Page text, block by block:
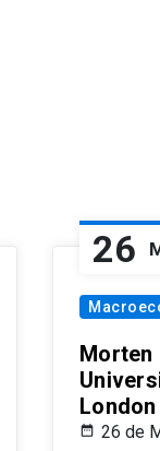
26
Morten
London
26 de